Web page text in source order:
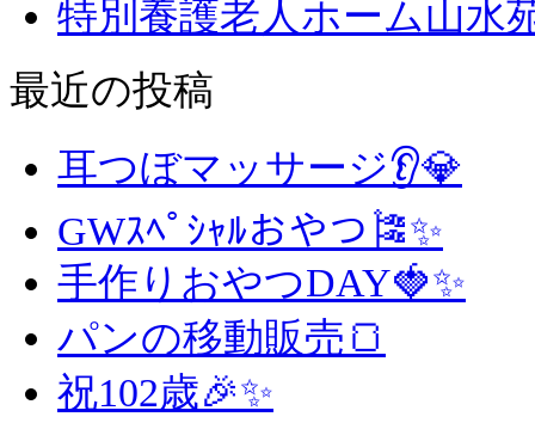
特別養護老人ホーム山水
最近の投稿
耳つぼマッサージ👂💎
GWｽﾍﾟｼｬﾙおやつ🎏✨
手作りおやつDAY🍓✨
パンの移動販売🍞
祝102歳🎉✨